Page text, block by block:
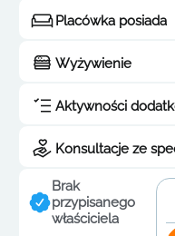
Placówka posiada
Wyżywienie
Aktywności
Konsultacje ze
Brak
przypisanego
właściciela